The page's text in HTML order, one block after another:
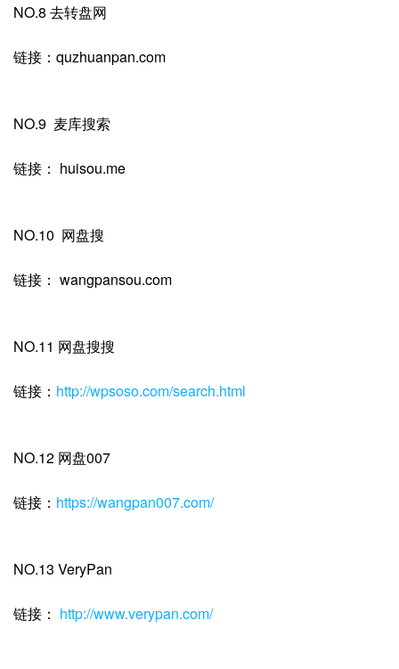
NO.8 去转盘网
链接：quzhuanpan.com
NO.9 麦库搜索
链接： huisou.me
NO.10 网盘搜
链接： wangpansou.com
NO.11 网盘搜搜
链接： http://wpsoso.com/search.html
NO.12 网盘007
链接： https://wangpan007.com/
NO.13 VeryPan
链接： http://www.verypan.com/